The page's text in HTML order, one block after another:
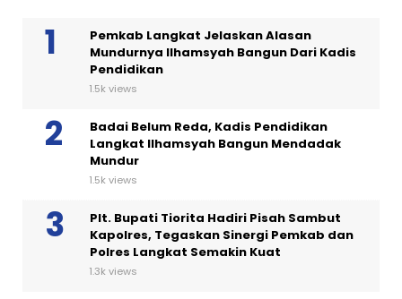
Pemkab Langkat Jelaskan Alasan
Mundurnya Ilhamsyah Bangun Dari Kadis
Pendidikan
1.5k views
Badai Belum Reda, Kadis Pendidikan
Langkat Ilhamsyah Bangun Mendadak
Mundur
1.5k views
Plt. Bupati Tiorita Hadiri Pisah Sambut
Kapolres, Tegaskan Sinergi Pemkab dan
Polres Langkat Semakin Kuat
1.3k views